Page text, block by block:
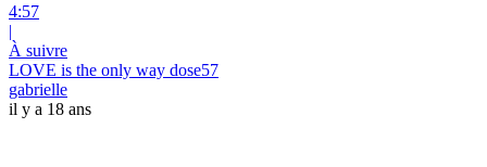
4:57
|
À suivre
LOVE is the only way dose57
gabrielle
il y a 18 ans